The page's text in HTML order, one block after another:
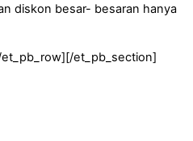
diskon besar- besaran hanya
et_pb_section]